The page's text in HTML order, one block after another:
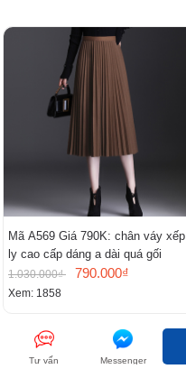
Mã A569 Giá 790K: chân váy xếp
ly cao cấp dáng a dài quá gối
1.030.000₫ 790.000₫
Xem: 1858
Tư vấn Messenger